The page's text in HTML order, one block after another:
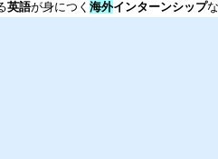
英語が身につく 海外インターンシップ